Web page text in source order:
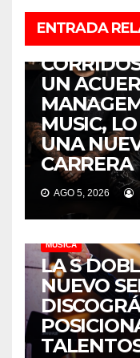
ENTRADA
UN
MUSIC,
UNA
CARRERA
AGO 5, 2026
MÚSICA
LA S
NUEVO